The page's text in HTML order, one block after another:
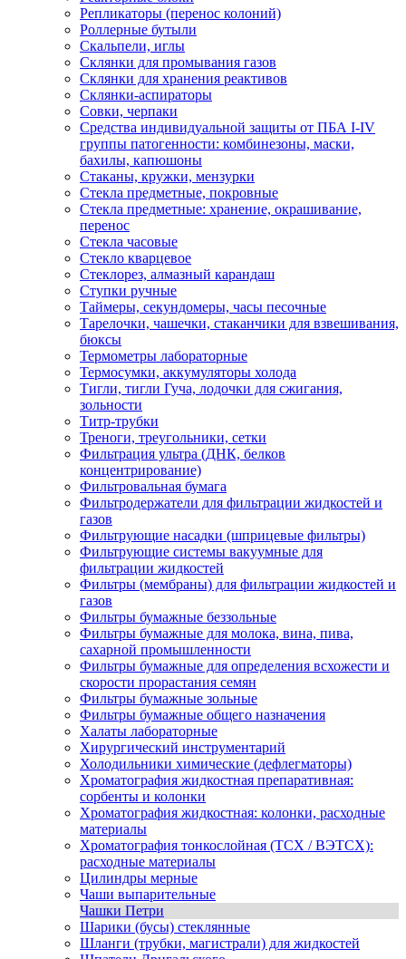
Репликаторы (перенос колоний)
Роллерные бутыли
Скальпели, иглы
Склянки для промывания газов
Склянки для хранения реактивов
Склянки-аспираторы
Совки, черпаки
Средства индивидуальной защиты от ПБА I-IV
группы патогенности: комбинезоны, маски,
бахилы, капюшоны
Стаканы, кружки, мензурки
Стекла предметные, покровные
Стекла предметные: хранение, окрашивание,
перенос
Стекла часовые
Стекло кварцевое
Стеклорез, алмазный карандаш
Ступки ручные
Таймеры, секундомеры, часы песочные
Тарелочки, чашечки, стаканчики для взвешивания,
бюксы
Термометры лабораторные
Термосумки, аккумуляторы холода
Тигли, тигли Гуча, лодочки для сжигания,
зольности
Титр-трубки
Треноги, треугольники, сетки
Фильтрация ультра (ДНК, белков
концентрирование)
Фильтровальная бумага
Фильтродержатели для фильтрации жидкостей и
газов
Фильтрующие насадки (шприцевые фильтры)
Фильтрующие системы вакуумные для
фильтрации жидкостей
Фильтры (мембраны) для фильтрации жидкостей и
газов
Фильтры бумажные беззольные
Фильтры бумажные для молока, вина, пива,
сахарной промышленности
Фильтры бумажные для определения всхожести и
скорости прорастания семян
Фильтры бумажные зольные
Фильтры бумажные общего назначения
Халаты лабораторные
Хирургический инструментарий
Холодильники химические (дефлегматоры)
Хроматография жидкостная препаративная:
сорбенты и колонки
Хроматография жидкостная: колонки, расходные
материалы
Хроматография тонкослойная (ТСХ / ВЭТСХ):
расходные материалы
Цилиндры мерные
Чаши выпарительные
Чашки Петри
Шарики (бусы) стеклянные
Шланги (трубки, магистрали) для жидкостей